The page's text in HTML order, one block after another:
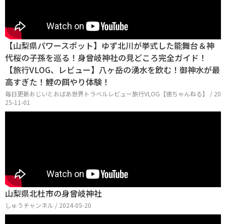
【山梨県パワースポット】ゆず北川が挙式した能舞台＆神
代桜の子孫を巡る！身曾岐神社の見どころ完全ガイド！
【旅行VLOG、レビュー】八ヶ岳の湧水を飲む！御神水が最
高すぎた！鯉の餌やり体験！
毎日更新おじいとおばあ世界トラベルレビュー旅行VLOG【徳ちゃんねる】 / 20
25-11-01
山梨県北杜市の身曾岐神社
しゅうチャンネル / 2024-05-20